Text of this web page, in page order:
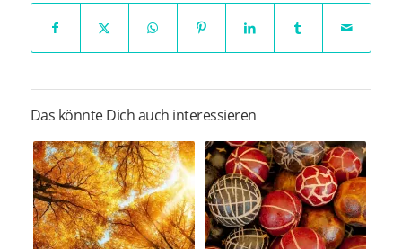
Das könnte Dich auch interessieren